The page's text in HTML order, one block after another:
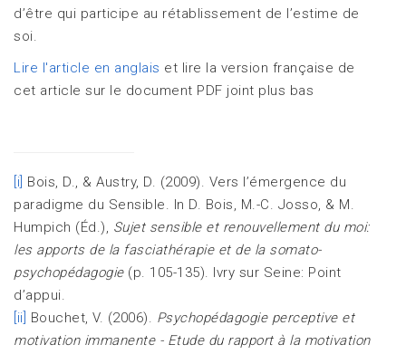
d’être qui participe au rétablissement de l’estime de
soi.
Lire l'article en anglais et lire la version française de
cet article sur le document PDF joint plus bas
[i] Bois, D., & Austry, D. (2009). Vers l’émergence du
paradigme du Sensible. In D. Bois, M.-C. Josso, & M.
Humpich (Éd.), Sujet sensible et renouvellement du moi:
les apports de la fasciathérapie et de la somato-
psychopédagogie(p. 105-135). Ivry sur Seine: Point
d’appui.
[ii] Bouchet, V. (2006). Psychopédagogie perceptive et
motivation immanente - Etude du rapport à la motivation